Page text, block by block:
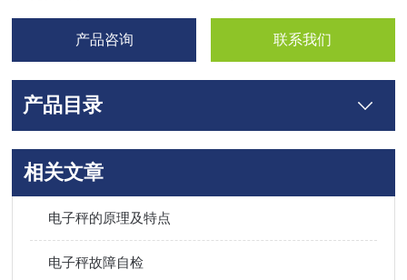
产品咨询 联系我们
产品目录
相关文章
电子秤的原理及特点
电子秤故障自检